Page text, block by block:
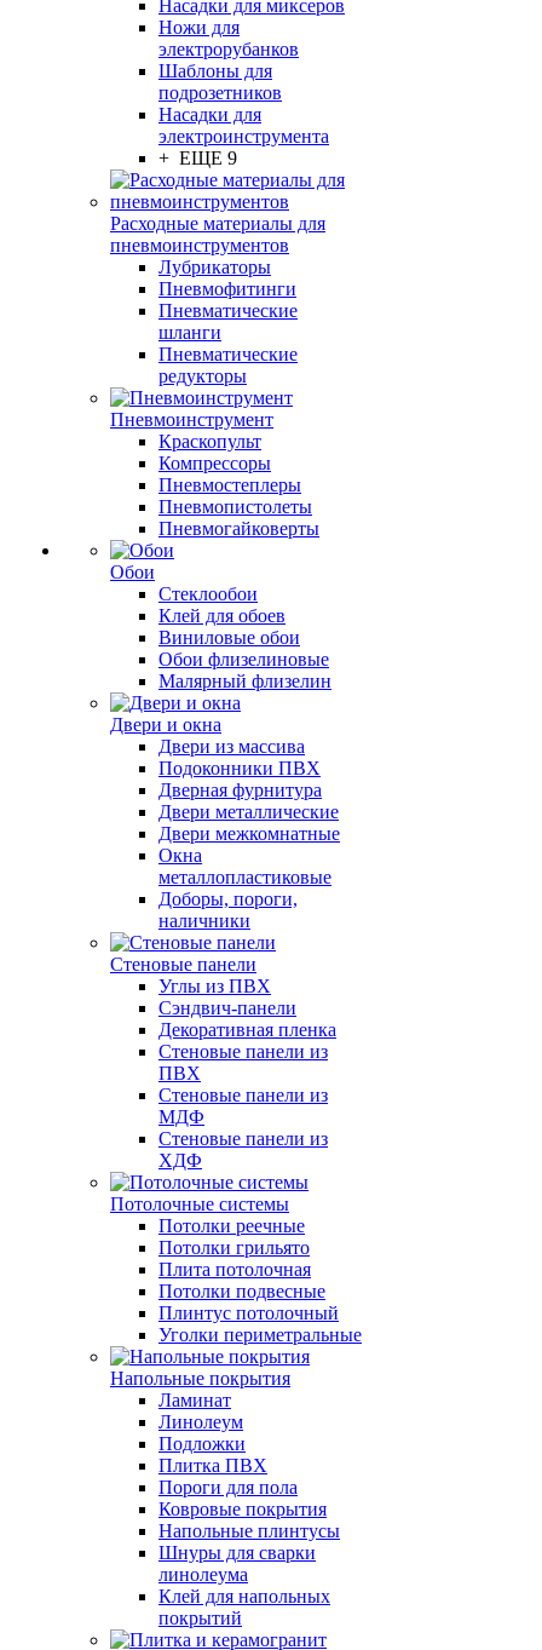
Насадки для миксеров
Ножи для
электрорубанков
Шаблоны для
подрозетников
Насадки для
электроинструмента
+ ЕЩЕ 9
Расходные материалы для
пневмоинструментов
Лубрикаторы
Пневмофитинги
Пневматические
шланги
Пневматические
редукторы
Пневмоинструмент
Краскопульт
Компрессоры
Пневмостеплеры
Пневмопистолеты
Пневмогайковерты
Обои
Стеклообои
Клей для обоев
Виниловые обои
Обои флизелиновые
Малярный флизелин
Двери и окна
Двери из массива
Подоконники ПВХ
Дверная фурнитура
Двери металлические
Двери межкомнатные
Окна
металлопластиковые
Доборы, пороги,
наличники
Стеновые панели
Углы из ПВХ
Сэндвич-панели
Декоративная пленка
Стеновые панели из
ПВХ
Стеновые панели из
МДФ
Стеновые панели из
ХДФ
Потолочные системы
Потолки реечные
Потолки грильято
Плита потолочная
Потолки подвесные
Плинтус потолочный
Уголки периметральные
Напольные покрытия
Ламинат
Линолеум
Подложки
Плитка ПВХ
Пороги для пола
Ковровые покрытия
Напольные плинтусы
Шнуры для сварки
линолеума
Клей для напольных
покрытий